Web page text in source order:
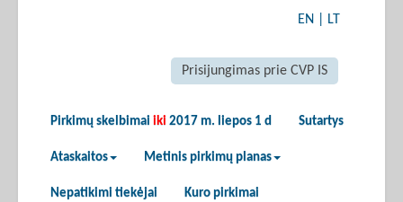
EN LT
Prisijungimas prie CVP IS
Pirkimų skelbimai iki 2017 m. liepos 1 d Sutartys
Ataskaitos Metinis pirkimų planas
Nepatikimi tiekėjai Kuro pirkimai